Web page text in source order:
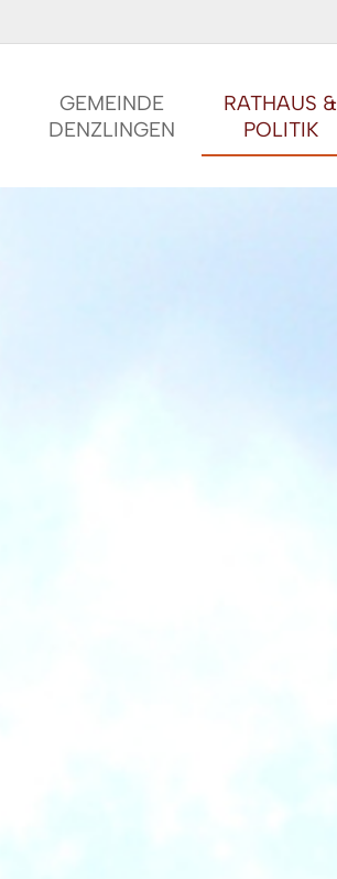
GEMEINDE
DENZLINGEN
RATHAUS &
POLITIK